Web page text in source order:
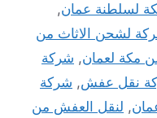
لسلطنة عمان,
لشحن الاثاث من
مكة لعمان, شركة
نقل عفش, شركة
, لنقل العفش من